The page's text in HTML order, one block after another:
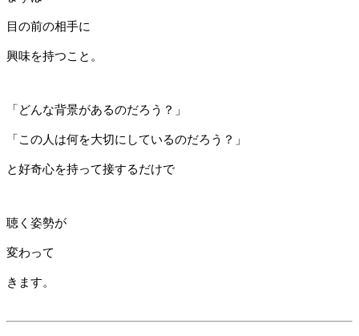
目の前の相手に
興味を持つこと。
「どんな背景があるのだろう？」
「この人は何を大切にしているのだろう？」
と好奇心を持って接するだけで
聴く姿勢が
変わって
きます。